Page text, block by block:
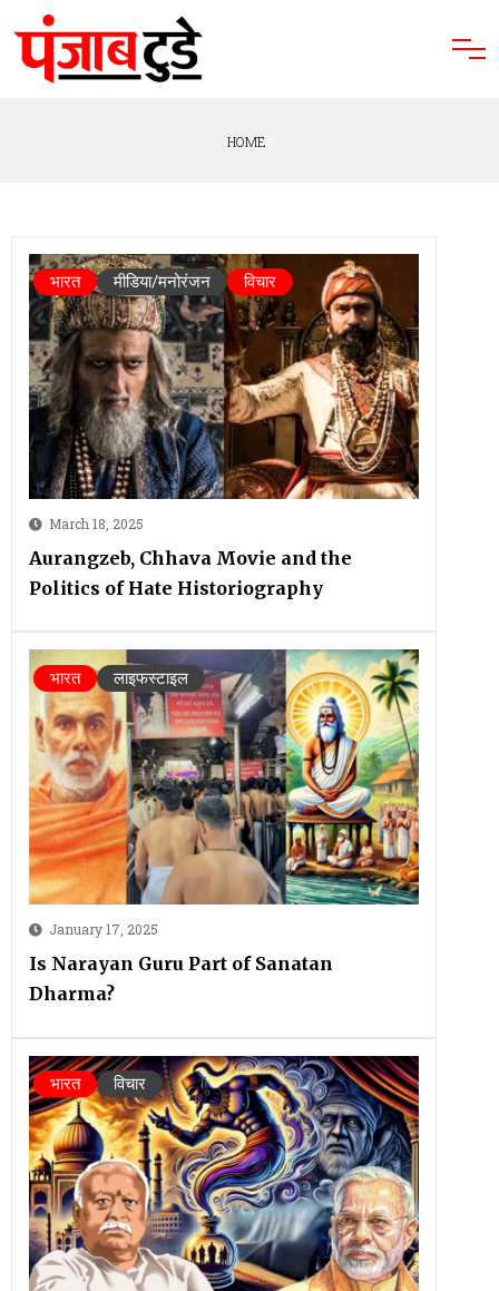
HOME
March 18, 2025
Aurangzeb, Chhava Movie and the
Politics of Hate Historiography
भारत मीडिया/मनोरंजन विचार
January 17, 2025
Is Narayan Guru Part of Sanatan
Dharma?
भारत लाइफस्टाइल
भारत विचार